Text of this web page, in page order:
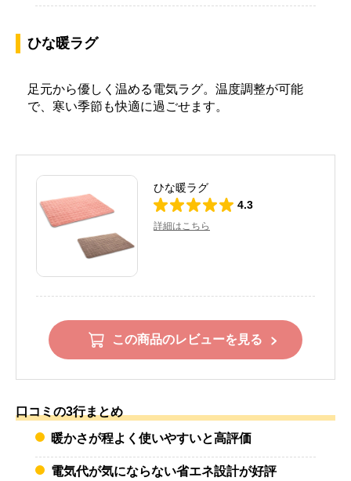
ひな暖ラグ
足元から優しく温める電気ラグ。温度調整が可能
で、寒い季節も快適に過ごせます。
ひな暖ラグ
4.3
詳細はこちら
この商品のレビューを見る
口コミの3行まとめ
暖かさが程よく使いやすいと高評価
電気代が気にならない省エネ設計が好評